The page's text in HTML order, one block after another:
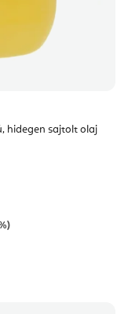
hidegen sajtolt olaj